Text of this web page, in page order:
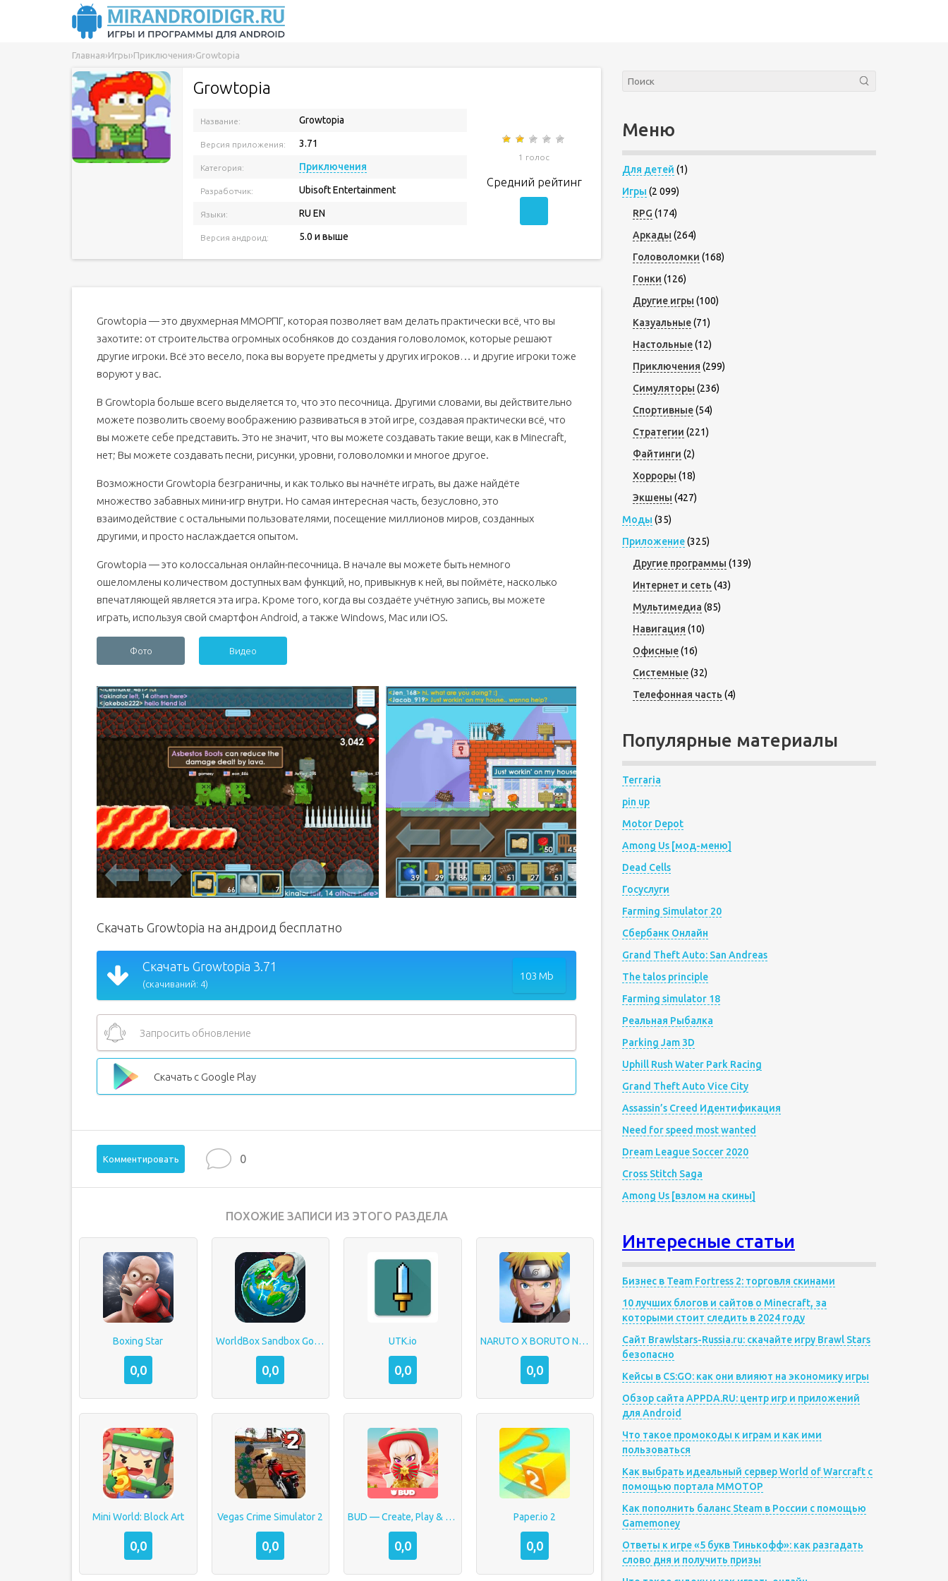
Главная›Игры›Приключения›Growtopia
Growtopia
Название: Growtopia
Версия приложения: 3.71
Категория: Приключения
Разработчик: Ubisoft Entertainment
Языки: RU EN
Версия андроид: 5.0 и выше
1 голос
Средний рейтинг
Growtopia — это двухмерная ММОРПГ, которая позволяет вам делать практически всё, что вы
захотите: от строительства огромных особняков до создания головоломок, которые решают
другие игроки. Всё это весело, пока вы воруете предметы у других игроков… и другие игроки тоже
воруют у вас.
В Growtopia больше всего выделяется то, что это песочница. Другими словами, вы действительно
можете позволить своему воображению развиваться в этой игре, создавая практически всё, что
вы можете себе представить. Это не значит, что вы можете создавать такие вещи, как в Minecraft,
нет; Вы можете создавать песни, рисунки, уровни, головоломки и многое другое.
Возможности Growtopia безграничны, и как только вы начнёте играть, вы даже найдёте
множество забавных мини-игр внутри. Но самая интересная часть, безусловно, это
взаимодействие с остальными пользователями, посещение миллионов миров, созданных
другими, и просто наслаждается опытом.
Growtopia — это колоссальная онлайн-песочница. В начале вы можете быть немного
ошеломлены количеством доступных вам функций, но, привыкнув к ней, вы поймёте, насколько
впечатляющей является эта игра. Кроме того, когда вы создаёте учётную запись, вы можете
играть, используя свой смартфон Android, а также Windows, Mac или iOS.
Фото Видео
Скачать Growtopia на андроид бесплатно
Скачать Growtopia 3.71
(скачиваний: 4)
103 Mb
Запросить обновление
Скачать с Google Play
Комментировать 0
ПОХОЖИЕ ЗАПИСИ ИЗ ЭТОГО РАЗДЕЛА
Boxing Star
0,0
WorldBox Sandbox God Simulator
0,0
UTK.io
0,0
NARUTO X BORUTO NINJA VOLTAGE
0,0
Mini World: Block Art
0,0
Vegas Crime Simulator 2
0,0
BUD — Create, Play & Hangout
0,0
Paper.io 2
0,0
Меню
Для детей (1)
Игры (2 099)
RPG (174)
Аркады (264)
Головоломки (168)
Гонки (126)
Другие игры (100)
Казуальные(71)
Настольные(12)
Приключения (299)
Симуляторы (236)
Спортивные(54)
Стратегии (221)
Файтинги (2)
Хорроры (18)
Экшены (427)
Моды (35)
Приложение(325)
Другие программы (139)
Интернет и сеть (43)
Мультимедиа (85)
Навигация (10)
Офисные(16)
Системные(32)
Телефонная часть (4)
Популярные материалы
Terraria
pin up
Motor Depot
Among Us [мод-меню]
Dead Cells
Госуслуги
Farming Simulator 20
Сбербанк Онлайн
Grand Theft Auto: San Andreas
The talos principle
Farming simulator 18
Реальная Рыбалка
Parking Jam 3D
Uphill Rush Water Park Racing
Grand Theft Auto Vice City
Assassin’s Creed Идентификация
Need for speed most wanted
Dream League Soccer 2020
Cross Stitch Saga
Among Us [взлом на скины]
Интересные статьи
Бизнес в Team Fortress 2: торговля скинами
10 лучших блогов и сайтов о Minecraft, за
которыми стоит следить в 2024 году
Сайт Brawlstars-Russia.ru: скачайте игру Brawl Stars
безопасно
Кейсы в CS:GO: как они влияют на экономику игры
Обзор сайта APPDA.RU: центр игр и приложений
для Android
Что такое промокоды к играм и как ими
пользоваться
Как выбрать идеальный сервер World of Warcraft с
помощью портала MMOTOP
Как пополнить баланс Steam в России с помощью
Gamemoney
Ответы к игре «5 букв Тинькофф»: как разгадать
слово дня и получить призы